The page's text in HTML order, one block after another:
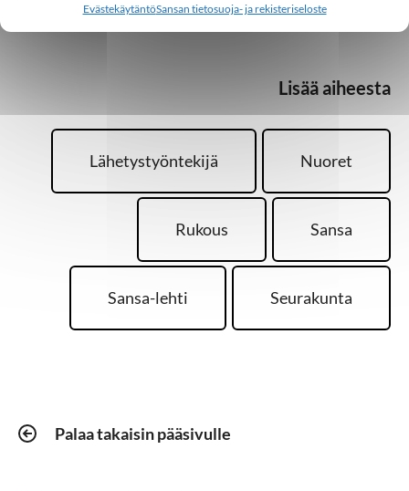
EvästekäytäntöSansan tietosuoja- ja rekisteriseloste
Lisää aiheesta
Lähetystyöntekijä Nuoret
Rukous Sansa
Sansa-lehti Seurakunta
Palaa takaisin pääsivulle